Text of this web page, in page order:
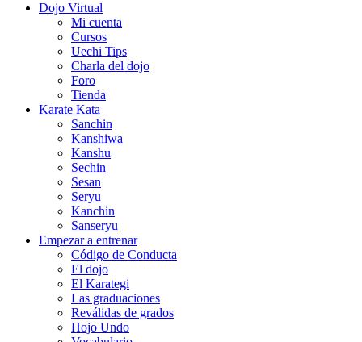
Dojo Virtual
Mi cuenta
Cursos
Uechi Tips
Charla del dojo
Foro
Tienda
Karate Kata
Sanchin
Kanshiwa
Kanshu
Sechin
Sesan
Seryu
Kanchin
Sanseryu
Empezar a entrenar
Código de Conducta
El dojo
El Karategi
Las graduaciones
Reválidas de grados
Hojo Undo